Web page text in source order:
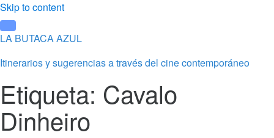
Skip to content
LA BUTACA AZUL
Itinerarios y sugerencias a través del cine contemporáneo
Etiqueta: Cavalo
Dinheiro